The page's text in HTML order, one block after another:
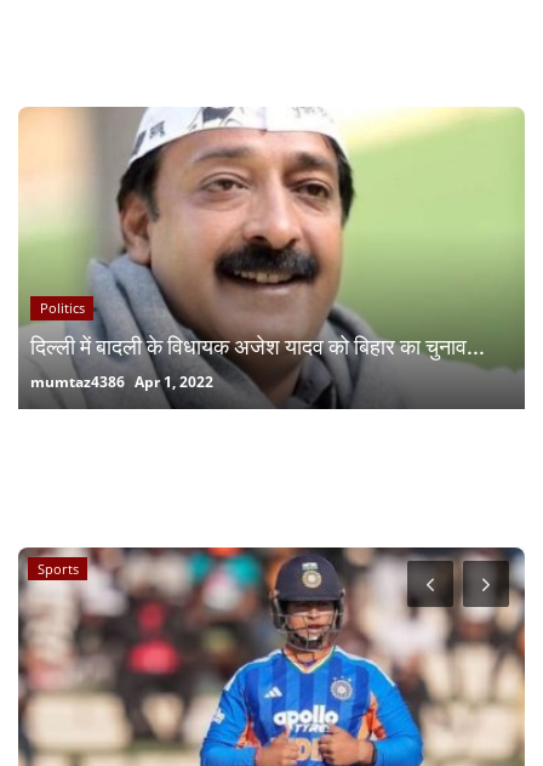
Politics
दिल्ली में बादली के विधायक अजेश यादव को बिहार का चुनाव...
mumtaz4386 Apr 1, 2022
Sports